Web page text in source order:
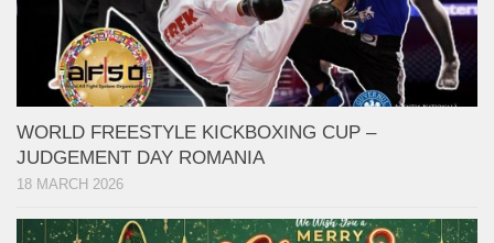
WORLD FREESTYLE KICKBOXING CUP –
JUDGEMENT DAY ROMANIA
18 MARCH 2026